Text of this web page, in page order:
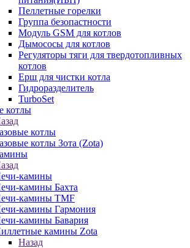
Пеллетные горелки
Группа безопастности
Модуль GSM для котлов
Дымососы для котлов
Регуляторы тяги для твердотопливных
котлов
Ерш для чистки котла
Гидроразделитель
TurboSet
котлы
котлы
котлы Зота (Zota)
камины
камины Бахта
камины TMF
камины Гармония
камины Бавария
камины Zota
Назад